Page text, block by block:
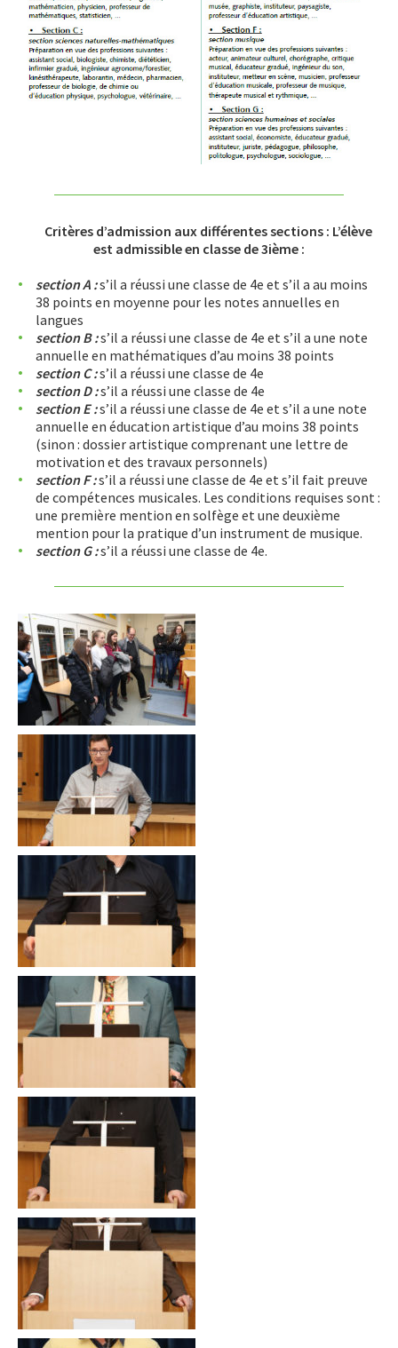
APPLIS
Critères d’admission aux différentes sections : L’élève
est admissible en classe de 3ième :
section A :s’il a réussi une classe de 4e et s’il a au moins
38 points en moyenne pour les notes annuelles en
langues
section B :s’il a réussi une classe de 4e et s’il a une note
annuelle en mathématiques d’au moins 38 points
section C :s’il a réussi une classe de 4e
section D :s’il a réussi une classe de 4e
section E :s’il a réussi une classe de 4e et s’il a une note
annuelle en éducation artistique d’au moins 38 points
(sinon : dossier artistique comprenant une lettre de
motivation et des travaux personnels)
section F :s’il a réussi une classe de 4e et s’il fait preuve
de compétences musicales. Les conditions requises sont :
une première mention en solfège et une deuxième
mention pour la pratique d’un instrument de musique.
section G :s’il a réussi une classe de 4e.